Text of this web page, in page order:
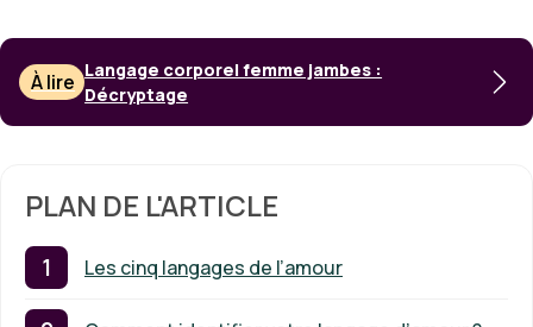
À lire Langage corporel femme jambes :
Décryptage
PLAN DE L'ARTICLE
Les cinq langages de l’amour